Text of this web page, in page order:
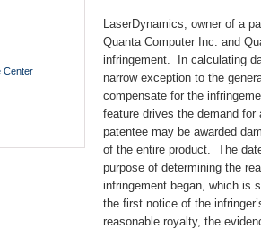
Center
LaserDynamics, owner of a
Quanta Computer Inc. and
infringement. In calculating
narrow exception to the
compensate for the
feature drives the demand
patentee may be awarded
of the entire product. The
purpose of determining the
infringement began, which is
the first notice of the
reasonable royalty, the